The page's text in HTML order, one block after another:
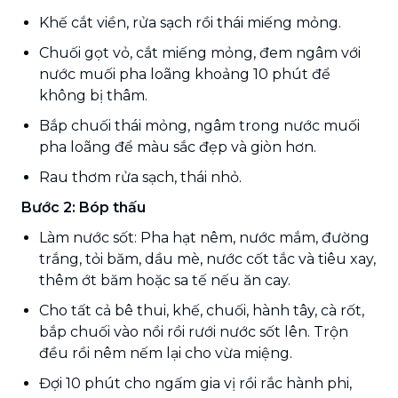
Khế cắt viền, rửa sạch rồi thái miếng mỏng.
Chuối gọt vỏ, cắt miếng mỏng, đem ngâm với
nước muối pha loãng khoảng 10 phút để
không bị thâm.
Bắp chuối thái mỏng, ngâm trong nước muối
pha loãng để màu sắc đẹp và giòn hơn.
Rau thơm rửa sạch, thái nhỏ.
Bước 2: Bóp thấu
Làm nước sốt: Pha hạt nêm, nước mắm, đường
trắng, tỏi băm, dầu mè, nước cốt tắc và tiêu xay,
thêm ớt băm hoặc sa tế nếu ăn cay.
Cho tất cả bê thui, khế, chuối, hành tây, cà rốt,
bắp chuối vào nồi rồi rưới nước sốt lên. Trộn
đều rồi nêm nếm lại cho vừa miệng.
Đợi 10 phút cho ngấm gia vị rồi rắc hành phi,